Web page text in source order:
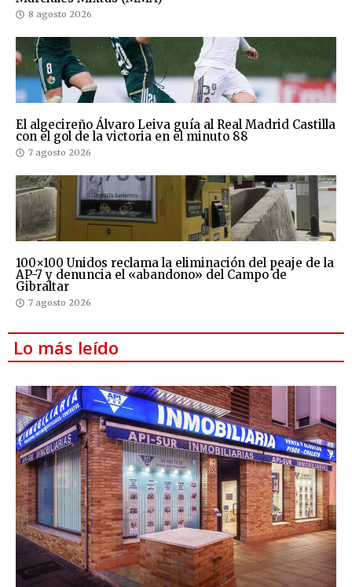
8 agosto 2026
El algecireño Álvaro Leiva guía al Real Madrid Castilla
con el gol de la victoria en el minuto 88
7 agosto 2026
100×100 Unidos reclama la eliminación del peaje de la
AP-7 y denuncia el «abandono» del Campo de
Gibraltar
7 agosto 2026
Lo más leído